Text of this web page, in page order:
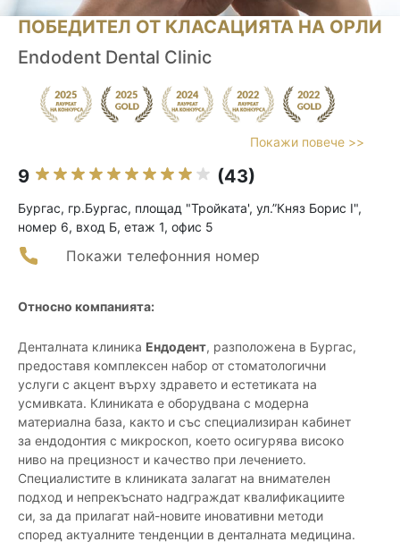
ПОБЕДИТЕЛ ОТ КЛАСАЦИЯТА НА ОРЛИ
Endodent Dental Clinic
Покажи повече >>
9 (43)
Бургас, гр.Бургас, площад "Тройката', ул.”Княз Борис I",
номер 6, вход Б, етаж 1, офис 5
Покажи телефонния номер
Относно компанията:
Денталната клиника Ендодент, разположена в Бургас,
предоставя комплексен набор от стоматологични
услуги с акцент върху здравето и естетиката на
усмивката. Клиниката е оборудвана с модерна
материална база, както и със специализиран кабинет
за ендодонтия с микроскоп, което осигурява високо
ниво на прецизност и качество при лечението.
Специалистите в клиниката залагат на внимателен
подход и непрекъснато надграждат квалификациите
си, за да прилагат най-новите иновативни методи
според актуалните тенденции в денталната медицина.